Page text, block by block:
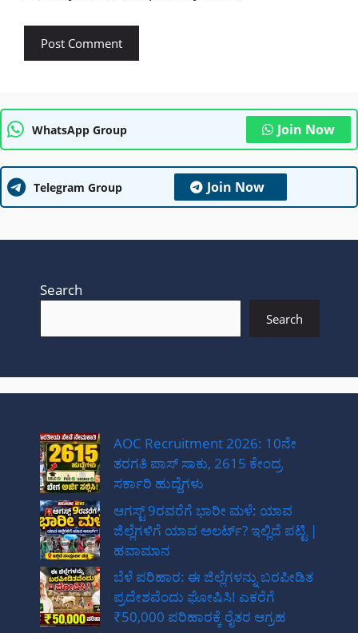
WhatsApp Group Join Now
Telegram Group Join Now
Search
Search
AOC Recruitment 2026: 10ನೇ
ತರಗತಿ ಪಾಸ್ ಸಾಕು, 2615 ಕೇಂದ್ರ
ಸರ್ಕಾರಿ ಹುದ್ದೆಗಳು
ಆಗಸ್ಟ್ 9ರವರೆಗೆ ಭಾರೀ ಮಳೆ: ಯಾವ
ಜಿಲ್ಲೆಗಳಿಗೆ ಯಾವ ಅಲರ್ಟ್? ಇಲ್ಲಿದೆ ಪಟ್ಟಿ |
ಹವಾಮಾನ
ಬೆಳೆ ಪರಿಹಾರ: ಈ ಜಿಲ್ಲೆಗಳನ್ನು ಬರಪೀಡಿತ
ಪ್ರದೇಶವೆಂದು ಘೋಷಿಸಿ! ಎಕರೆಗೆ
₹50,000 ಪರಿಹಾರಕ್ಕೆ ರೈತರ ಆಗ್ರಹ